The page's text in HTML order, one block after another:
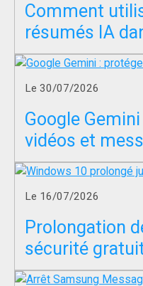
Comment
résumés IA
Firefox ?
Le 30/07/2026
Google
vidéos et
servir à
Le 16/07/2026
Prolongation
sécurité